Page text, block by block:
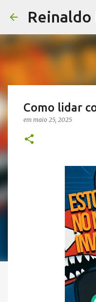
Como lidar
em maio 25, 2025